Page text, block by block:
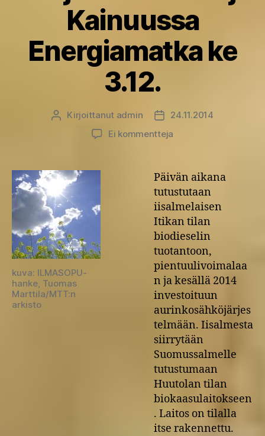
Kainuussa
Energiamatka ke
3.12.
Kirjoittaja
Kirjoittanut admin Julkaisupäivämäärä
24.11.2014
Ei kommentteja
ja
Energiamatka
ke
3.12.
kuva: ILMASOPU-
hanke, Tuomas
Marttila/MTT:n
arkisto
Päivän aikana
tutustutaan
iisalmelaisen
Itikan tilan
biodieselin
tuotantoon,
pientuulivoimalaa
n ja kesällä 2014
investoituun
aurinkosähköjärjes
telmään. Iisalmesta
siirrytään
Suomussalmelle
tutustumaan
Huutolan tilan
biokaasulaitokseen
. Laitos on tilalla
itse rakennettu.